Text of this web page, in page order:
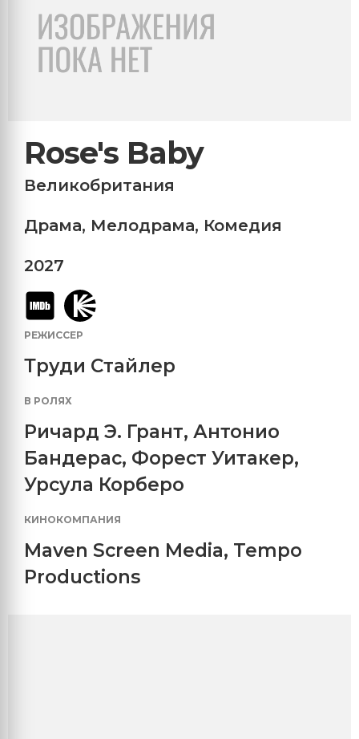
Rose's Baby
Великобритания
Драма, Мелодрама, Комедия
2027
РЕЖИССЕР
Труди Стайлер
В РОЛЯХ
Ричард Э. Грант, Антонио
Бандерас, Форест Уитакер,
Урсула Корберо
КИНОКОМПАНИЯ
Maven Screen Media, Tempo
Productions